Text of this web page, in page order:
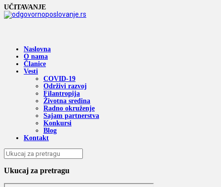
UČITAVANJE
Naslovna
O nama
Članice
Vesti
COVID-19
Održivi razvoj
Filantropija
Životna sredina
Radno okruženje
Sajam partnerstva
Konkursi
Blog
Kontakt
Ukucaj za pretragu